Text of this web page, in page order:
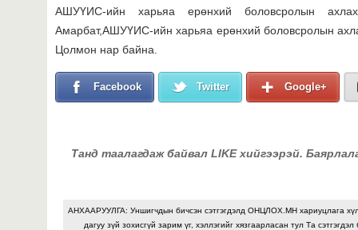
АШУҮИС-ийн харьяа ерөнхий боловсролын ахлах
Амарбат,АШУҮИС-ийн харьяа ерөнхий боловсролын
Цолмон нар байна.
Facebook Twitter Google+
Танд таалагдаж байвал LIKE хийгээрэй.
АНХААРУУЛГА: Уншигчдын бичсэн сэтгэгдэлд ОНЦЛОХ.МН хариуцлага
дагуу зүй зохисгүй зарим үг, хэллэгийг хязгаарласан тул Та